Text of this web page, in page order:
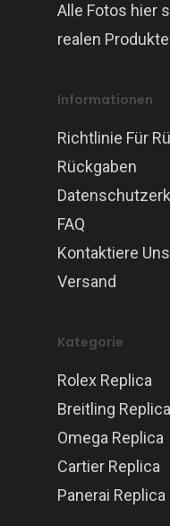
Alle Fotos hier
realen
Informationen
Richtlinie Für
Rückgaben
FAQ
Kontaktiere Uns
Versand
Kategorie
Rolex Replica
Breitling Replica
Omega Replica
Cartier Replica
Panerai Replica